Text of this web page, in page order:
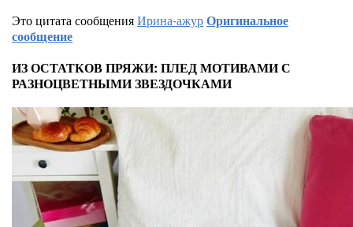
Это цитата сообщенияИрина-ажурОригинальное
сообщение
ИЗ ОСТАТКОВ ПРЯЖИ: ПЛЕД МОТИВАМИ С
РАЗНОЦВЕТНЫМИ ЗВЕЗДОЧКАМИ